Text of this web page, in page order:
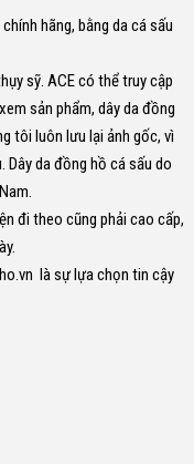
hãng, bằng da cá sấu
sỹ. ACE có thể truy cập
sản phẩm, dây da đồng
tôi luôn lưu lại ảnh gốc, vì
Dây da đồng hồ cá sấu do
đi theo cũng phải cao cấp,
là sự lựa chọn tin cậy